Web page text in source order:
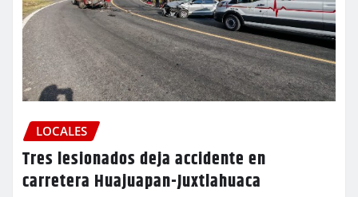
LOCALES
Tres lesionados deja accidente en
carretera Huajuapan-Juxtlahuaca